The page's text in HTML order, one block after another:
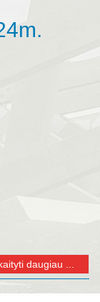
daugiau ...